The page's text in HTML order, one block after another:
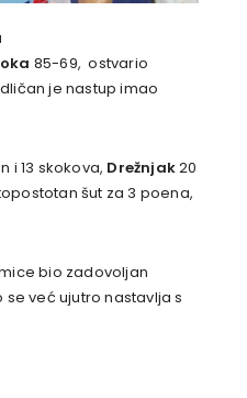
85-69, ostvario
je nastup imao
i 13 skokova, Drežnjak20
šut za 3 poena,
bio zadovoljan
već ujutro nastavlja s